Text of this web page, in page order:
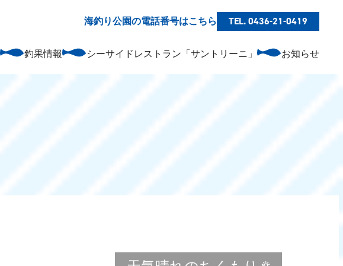
海釣り公園の電話番号はこちら TEL. 0436-21-0419
釣果情報 シーサイドレストラン「サントリーニ」 お知らせ